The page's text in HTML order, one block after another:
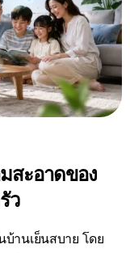
สะอาดของ
ว
านเย็นสบาย โดย